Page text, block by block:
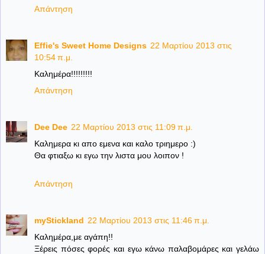
Απάντηση
Effie's Sweet Home Designs 22 Μαρτίου 2013 στις
10:54 π.μ.
Καλημέρα!!!!!!!!!
Απάντηση
Dee Dee 22 Μαρτίου 2013 στις 11:09 π.μ.
Καλημερα κι απο εμενα και καλο τριημερο :)
Θα φτιαξω κι εγω την λιστα μου λοιπον !
Απάντηση
myStickland 22 Μαρτίου 2013 στις 11:46 π.μ.
Kαλημέρα,με αγάπη!!
Ξέρεις πόσες φορές και εγω κάνω παλαβομάρες και γελάω